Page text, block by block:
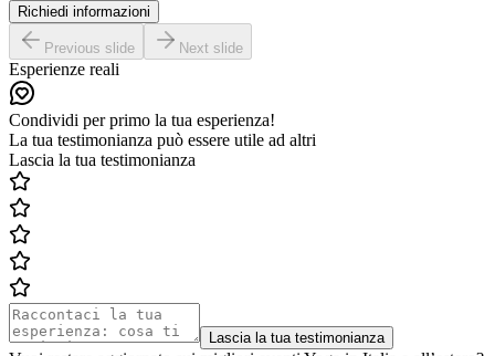
Richiedi informazioni
Previous slide Next slide
Esperienze reali
Condividi per primo la tua esperienza!
La tua testimonianza può essere utile ad altri
Lascia la tua testimonianza
Lascia la tua testimonianza